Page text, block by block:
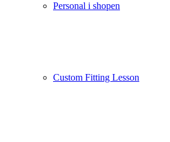
Personal i shopen
Custom Fitting Lesson